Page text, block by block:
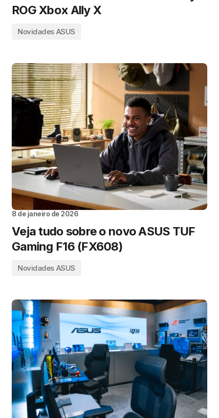
ROG Xbox Ally X
Novidades ASUS
8 de janeiro de 2026
Veja tudo sobre o novo ASUS TUF
Gaming F16 (FX608)
Novidades ASUS